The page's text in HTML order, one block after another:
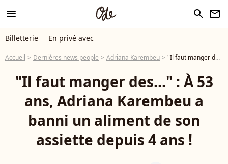
menu search newsletter
Billetterie En privé avec
Accueil Dernières news people Adriana Karembeu "Il faut manger des..." : À 53 ans, Adriana Karembeu a banni un aliment de son assiette depuis 4 ans !
"Il faut manger des..." : À 53
ans, Adriana Karembeu a
banni un aliment de son
assiette depuis 4 ans !